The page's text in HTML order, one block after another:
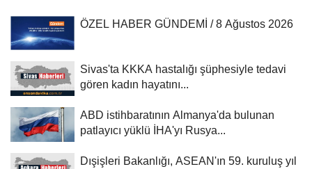
ÖZEL HABER GÜNDEMİ / 8 Ağustos 2026
Sivas'ta KKKA hastalığı şüphesiyle tedavi
gören kadın hayatını...
ABD istihbaratının Almanya'da bulunan
patlayıcı yüklü İHA'yı Rusya...
Dışişleri Bakanlığı, ASEAN'ın 59. kuruluş yıl